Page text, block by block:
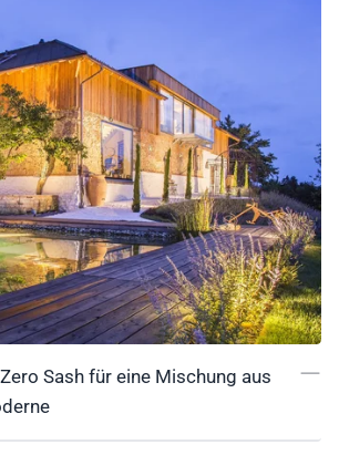
Sash für eine Mischung aus